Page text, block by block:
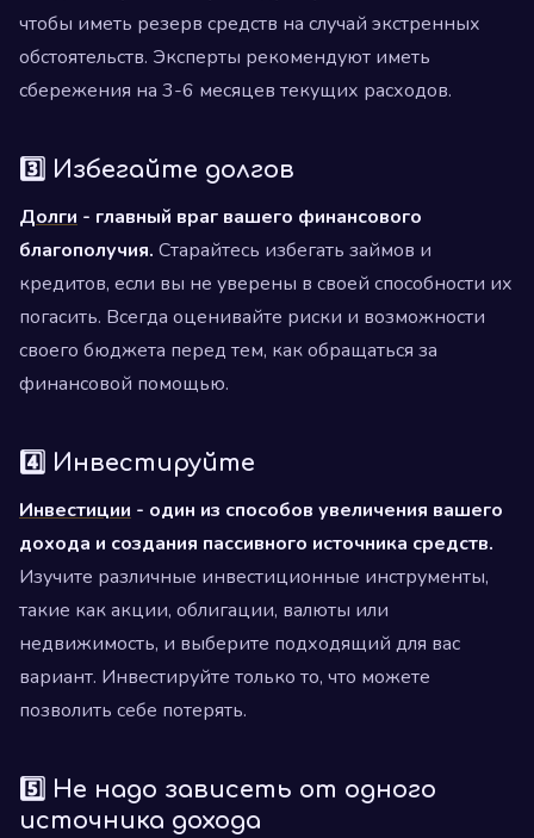
чтобы иметь резерв средств на случай экстренных
обстоятельств. Эксперты рекомендуют иметь
сбережения на 3-6 месяцев текущих расходов.
3️⃣ Избегайте долгов
Долги - главный враг вашего финансового
благополучия. Старайтесь избегать займов и
кредитов, если вы не уверены в своей способности их
погасить. Всегда оценивайте риски и возможности
своего бюджета перед тем, как обращаться за
финансовой помощью.
4️⃣ Инвестируйте
Инвестиции - один из способов увеличения вашего
дохода и создания пассивного источника средств.
Изучите различные инвестиционные инструменты,
такие как акции, облигации, валюты или
недвижимость, и выберите подходящий для вас
вариант. Инвестируйте только то, что можете
позволить себе потерять.
5️⃣ Не надо зависеть от одного
источника дохода